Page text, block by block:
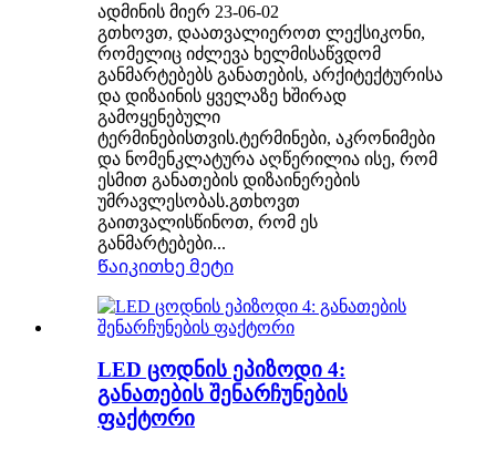
ადმინის მიერ 23-06-02
გთხოვთ, დაათვალიეროთ ლექსიკონი,
რომელიც იძლევა ხელმისაწვდომ
განმარტებებს განათების, არქიტექტურისა
და დიზაინის ყველაზე ხშირად
გამოყენებული
ტერმინებისთვის.ტერმინები, აკრონიმები
და ნომენკლატურა აღწერილია ისე, რომ
ესმით განათების დიზაინერების
უმრავლესობას.გთხოვთ
გაითვალისწინოთ, რომ ეს
განმარტებები...
Წაიკითხე მეტი
LED ცოდნის ეპიზოდი 4:
განათების შენარჩუნების
ფაქტორი